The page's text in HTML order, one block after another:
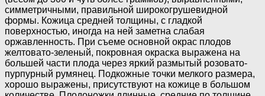
симметричными, правильной широкогрушевидной
формы. Кожица средней толщины, с гладкой
поверхностью, иногда на ней заметна слабая
оржавленность. При съеме основной окрас плодов
желтовато-зеленый, покровная окраска выражена на
большей части плода через яркий размытый розовато-
пурпурный румянец. Подкожные точки мелкого размера,
хорошо выражены, присутствуют на кожице в большом